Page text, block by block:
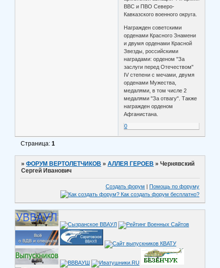
ВВС и ПВО Северо-
Кавказского военного округа.
Награжден советскими
орденами Красного Знамени
и двумя орденами Красной
Звезды, российскими
наградами: орденом "За
заслуги перед Отечеством"
IV степени с мечами, двумя
орденами Мужества,
медалями, в том числе 2
медалями "За отвагу". Также
награжден орденом
Афганистана.
0
Страница:1
»ФОРУМ ВЕРТОЛЕТЧИКОВ »АЛЛЕЯ ГЕРОЕВ »Чернявский
Сергей Иванович
Создать форум | Помощь по форуму